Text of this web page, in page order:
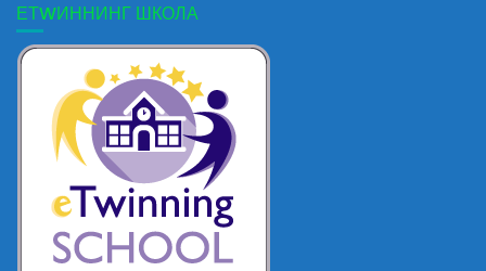
ЕТWИННИНГ ШКОЛА